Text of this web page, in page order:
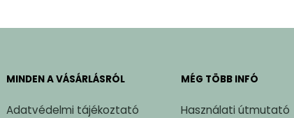
MINDEN A VÁSÁRLÁSRÓL
Adatvédelmi tájékoztató
MÉG TÖBB INFÓ
Használati útmutató